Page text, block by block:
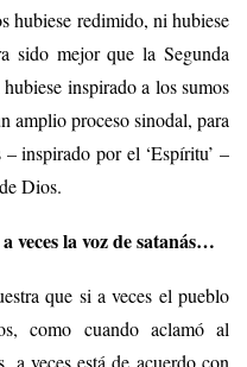
hubiese redimido, ni hubiese
sido mejor que la Segunda
inspirado a los sumos
amplio proceso sinodal, para
inspirado por el ‘Espíritu’ –
Dios.
veces la voz de satanás…
que si a veces el pueblo
como cuando aclamó al
a veces está de acuerdo con